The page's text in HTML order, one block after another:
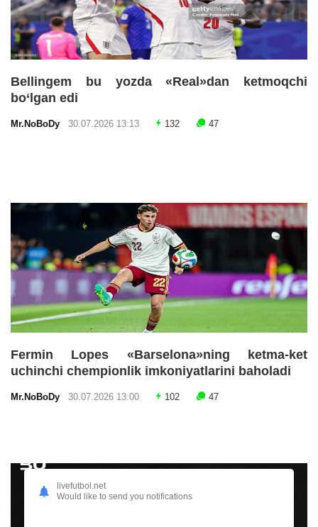
Bellingem bu yozda «Real»dan ketmoqchi
bo‘lgan edi
Mr.NoBoDy 30.07.2026 13:13 132 47
Fermin Lopes «Barselona»ning ketma-ket
uchinchi chempionlik imkoniyatlarini baholadi
Mr.NoBoDy 30.07.2026 13:00 102 47
livefutbol.net
Would like to send you notifications